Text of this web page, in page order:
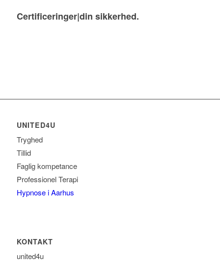
Certificeringer|din sikkerhed.
UNITED4U
Tryghed
Tillid
Faglig kompetance
Professionel Terapi
Hypnose i Aarhus
KONTAKT
united4u